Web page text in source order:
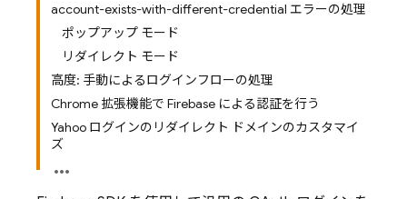
account-exists-with-different-credential エラーの処理
ポップアップ モード
リダイレクト モード
高度: 手動によるログインフローの処理
Chrome 拡張機能で Firebase による認証を行う
Yahoo ログインのリダイレクト ドメインのカスタマイ
ズ